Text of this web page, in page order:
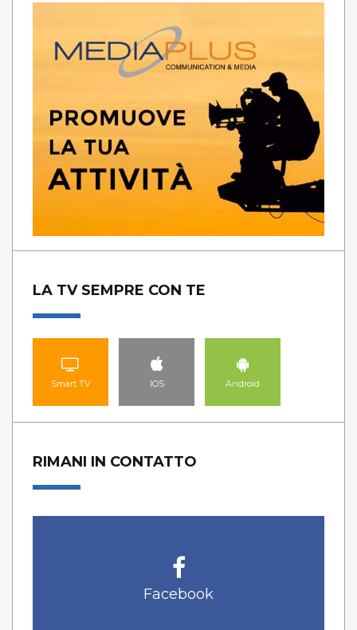
LA TV SEMPRE CON TE
Smart TV IOS Android
RIMANI IN CONTATTO
Facebook